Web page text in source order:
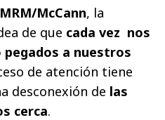
McCann, la
de que cada vez nos
a nuestros
de atención tiene
desconexión de las
cerca.